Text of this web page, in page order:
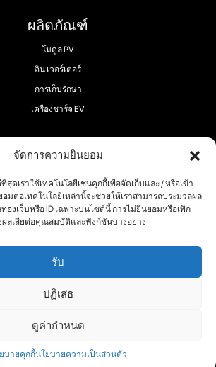
จัดการความยินยอม
ดเราใช้เทคโนโลยีเช่นคุกกี้เพื่อจัดเก็บและ / หรือเข้า
มต่อเทคโนโลยีเหล่านี้จะช่วยให้เราสามารถประมวลผล
องเว็บหรือ ID เฉพาะบนไซต์นี้ การไม่ยินยอมหรือเพิก
ลเสียต่อคุณสมบัติและฟังก์ชันบางอย่าง
รับ
ปฏิเสธ
ดูค่ากําหนด
บายคุกกี้นโยบายความเป็นส่วนตัว
ผลิตภัณฑ์
โมดูล PV
อิน เวอร์เตอร์
การเก็บรักษา
เครื่องชาร์จ EV
ตามเรามา:
สิทธิ์ 2025 ® RECOM-TECH
นโยบายคุกกี้